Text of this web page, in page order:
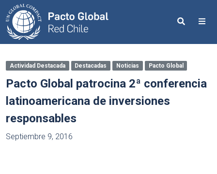
Search
Actividad Destacada Destacadas Noticias Pacto Global
Pacto Global patrocina 2ª conferencia
latinoamericana de inversiones
responsables
Septiembre 9, 2016